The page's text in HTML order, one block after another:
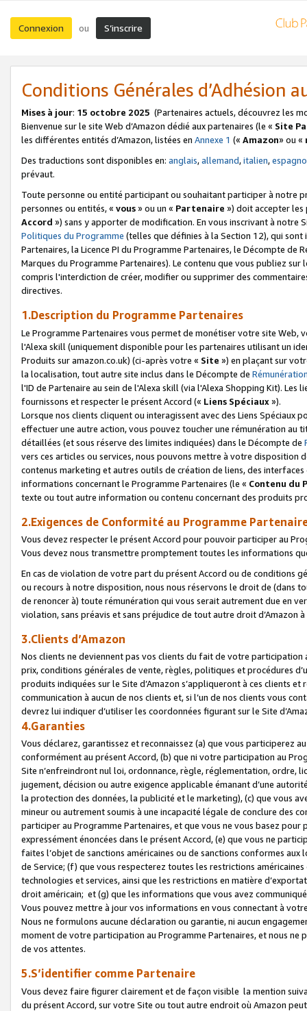
Connexion ou S’inscrire
Conditions Générales d’Adhésion
Mises à jour: 15 octobre 2025 (Partenaires actuels, découvrez les
Bienvenue sur le site Web d’Amazon dédié aux partenaires (le « Site
les différentes entités d’Amazon, listées en Annexe 1 (« Amazon» ou «
Des traductions sont disponibles en: anglais,allemand,italien,
prévaut.
Toute personne ou entité participant ou souhaitant participer à notre
personnes ou entités, « vous» ou un « Partenaire ») doit accepter les
Accord ») sans y apporter de modification. En vous inscrivant à notre
Politiques du Programme (telles que définies à la Section 12), qui
Partenaires, la Licence PI du Programme Partenaires, le Décompte de
Marques du Programme Partenaires). Le contenu que vous publiez
compris l'interdiction de créer, modifier ou supprimer des
directives.
1.Description du Programme Partenaires
Le Programme Partenaires vous permet de monétiser votre site Web,
l'Alexa skill (uniquement disponible pour les partenaires utilisant un
Produits sur amazon.co.uk) (ci-après votre « Site ») en plaçant sur
la localisation, tout autre site inclus dans le Décompte de
l'ID de Partenaire au sein de l'Alexa skill (via l'Alexa Shopping Kit).
fournissons et respecter le présent Accord (« Liens Spéciaux»).
Lorsque nos clients cliquent ou interagissent avec des Liens Spéciaux
effectuer une autre action, vous pouvez toucher une rémunération
détaillées (et sous réserve des limites indiquées) dans le Décompte de
vers ces articles ou services, nous pouvons mettre à votre disposition
contenus marketing et autres outils de création de liens, des
informations concernant le Programme Partenaires (le « Contenu du
texte ou tout autre information ou contenu concernant des produits
2.Exigences de Conformité au Programme
Vous devez respecter le présent Accord pour pouvoir participer au
Vous devez nous transmettre promptement toutes les informations
En cas de violation de votre part du présent Accord ou de conditions
ou recours à notre disposition, nous nous réservons le droit de (dans
de renoncer à) toute rémunération qui vous serait autrement due en
violation, sans préavis et sans préjudice de tout autre droit
3.Clients d’Amazon
Nos clients ne deviennent pas vos clients du fait de votre
prix, conditions générales de vente, règles, politiques et procédures
produits indiquées sur le Site d’Amazon s’appliqueront à ces clients
communication à aucun de nos clients et, si l’un de nos clients vous
devrez lui indiquer d’utiliser les coordonnées figurant sur le Site
4.Garanties
Vous déclarez, garantissez et reconnaissez (a) que vous participerez
conformément au présent Accord, (b) que ni votre participation au
Site n’enfreindront nul loi, ordonnance, règle, réglementation, ordre,
jugement, décision ou autre exigence applicable émanant d’une
la protection des données, la publicité et le marketing), (c) que vous
mineur ou autrement soumis à une incapacité légale de conclure des
participer au Programme Partenaires, et que vous ne vous basez
expressément énoncées dans le présent Accord, (e) que vous ne
faites l’objet de sanctions américaines ou de sanctions conformes
de Service; (f) que vous respecterez toutes les restrictions
technologies et services, ainsi que les restrictions en matière
droit américain; et (g) que les informations que vous avez
Vous pouvez mettre à jour vos informations en vous connectant à
Nous ne formulons aucune déclaration ou garantie, ni aucun
moment de votre participation au Programme Partenaires, et nous
de vos attentes.
5.S’identifier comme Partenaire
Vous devez faire figurer clairement et de façon visible la mention
du présent Accord, sur votre Site ou tout autre endroit où Amazon